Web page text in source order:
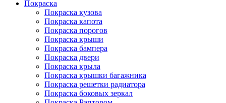
Покраска
Покраска кузова
Покраска капота
Покраска порогов
Покраска крыши
Покраска бампера
Покраска двери
Покраска крыла
Покраска крышки багажника
Покраска решетки радиатора
Покраска боковых зеркал